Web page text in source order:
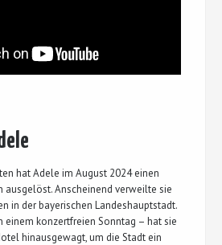
hat Adele im August 2024 einen
ausgelöst. Anscheinend verweilte sie
in der bayerischen Landeshauptstadt.
einem konzertfreien Sonntag – hat sie
hinausgewagt, um die Stadt ein